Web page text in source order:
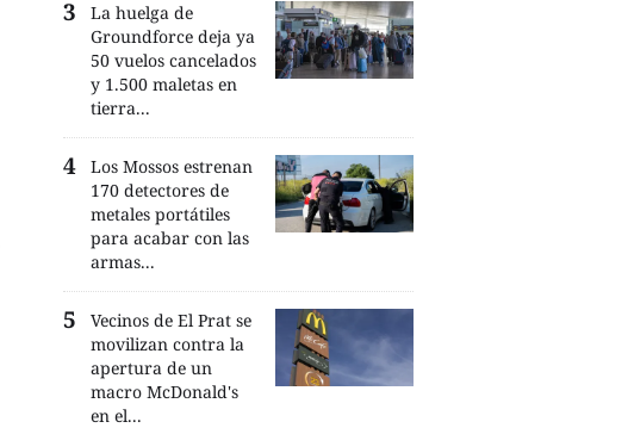
La huelga de
Groundforce deja ya
50 vuelos cancelados
y 1.500 maletas en
tierra...
Los Mossos estrenan
170 detectores de
metales portátiles
para acabar con las
armas...
Vecinos de El Prat se
movilizan contra la
apertura de un
macro McDonald's
en el...